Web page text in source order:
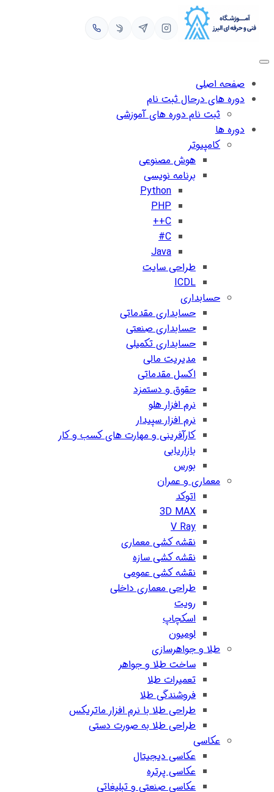
صفحه اصلی
دوره های درحال ثبت نام
ثبت نام دوره های آموزشی
دوره ها
کامپیوتر
هوش مصنوعی
برنامه نویسی
Python
PHP
C++
C#
Java
طراحی سایت
ICDL
حسابداری
حسابداری مقدماتی
حسابداری صنعتی
حسابداری تکمیلی
مدیریت مالی
اکسل مقدماتی
حقوق و دستمزد
نرم افزار هلو
نرم افزار سپیدار
کارآفرینی و مهارت های کسب و کار
بازاریابی
بورس
معماری و عمران
اتوکد
3D MAX
V Ray
نقشه کشی معماری
نقشه کشی سازه
نقشه کشی عمومی
طراحی معماری داخلی
رویت
اسکچاپ
لومیون
طلا و جواهرسازی
ساخت طلا و جواهر
تعمیرات طلا
فروشندگی طلا
طراحی طلا با نرم افزار ماتریکس
طراحی طلا به صورت دستی
عکاسی
عکاسی دیجیتال
عکاسی پرتره
عکاسی صنعتی و تبلیغاتی